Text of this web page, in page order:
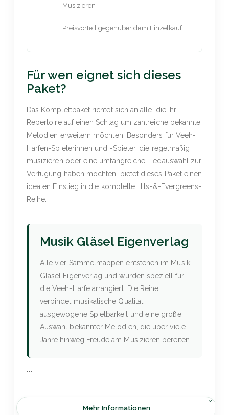
Musizieren
Preisvorteil gegenüber dem Einzelkauf
Für wen eignet sich dieses
Paket?
Das Komplettpaket richtet sich an alle, die ihr
Repertoire auf einen Schlag um zahlreiche bekannte
Melodien erweitern möchten. Besonders für Veeh-
Harfen-Spielerinnen und -Spieler, die regelmäßig
musizieren oder eine umfangreiche Liedauswahl zur
Verfügung haben möchten, bietet dieses Paket einen
idealen Einstieg in die komplette Hits-&-Evergreens-
Reihe.
Musik Gläsel Eigenverlag
Alle vier Sammelmappen entstehen im Musik
Gläsel Eigenverlag und wurden speziell für
die Veeh-Harfe arrangiert. Die Reihe
verbindet musikalische Qualität,
ausgewogene Spielbarkeit und eine große
Auswahl bekannter Melodien, die über viele
Jahre hinweg Freude am Musizieren bereiten.
```
Mehr Informationen